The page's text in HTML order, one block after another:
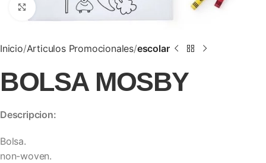
Clic para ampliar
Inicio Articulos Promocionales escolar
BOLSA MOSBY
Descripcion:
Bolsa.
non-woven.